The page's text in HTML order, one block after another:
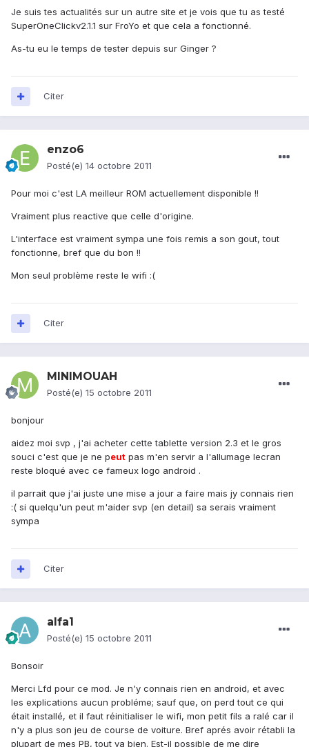
Je suis tes actualités sur un autre site et je vois que tu as testé
SuperOneClickv2.1.1 sur FroYo et que cela a fonctionné.
As-tu eu le temps de tester depuis sur Ginger ?
Citer
enzo6
Posté(e) 14 octobre 2011
Pour moi c'est LA meilleur ROM actuellement disponible !!
Vraiment plus reactive que celle d'origine.
L'interface est vraiment sympa une fois remis a son gout, tout
fonctionne, bref que du bon !!
Mon seul problème reste le wifi :(
Citer
MINIMOUAH
Posté(e) 15 octobre 2011
bonjour
aidez moi svp , j'ai acheter cette tablette version 2.3 et le gros
souci c'est que je ne peut pas m'en servir a l'allumage lecran
reste bloqué avec ce fameux logo android .
il parrait que j'ai juste une mise a jour a faire mais jy connais rien
:( si quelqu'un peut m'aider svp (en detail) sa serais vraiment
sympa
Citer
alfa1
Posté(e) 15 octobre 2011
Bonsoir
Merci Lfd pour ce mod. Je n'y connais rien en android, et avec
les explications aucun probléme; sauf que, on perd tout ce qui
était installé, et il faut réinitialiser le wifi, mon petit fils a ralé car il
n'y a plus son jeu de course de voiture. Bref aprés avoir rétabli la
plupart de mes PB, tout va bien. Est-il possible de me dire